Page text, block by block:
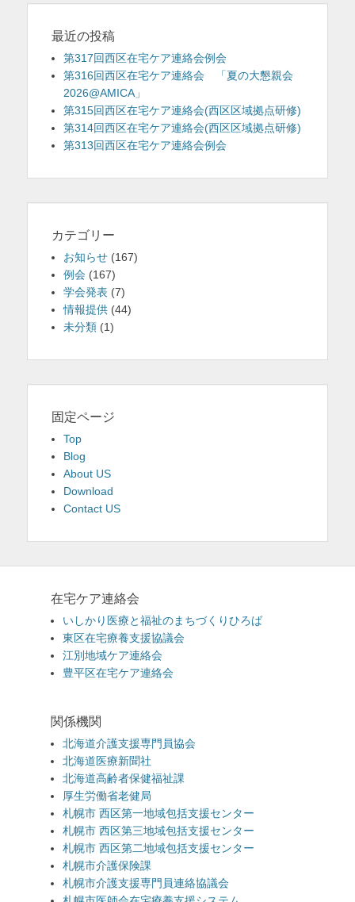
ン
最近の投稿
第317回西区在宅ケア連絡会例会
第316回西区在宅ケア連絡会 「夏の大懇親会
2026@AMICA」
第315回西区在宅ケア連絡会(西区区域拠点研修)
第314回西区在宅ケア連絡会(西区区域拠点研修)
第313回西区在宅ケア連絡会例会
カテゴリー
お知らせ (167)
例会 (167)
学会発表 (7)
情報提供 (44)
未分類 (1)
固定ページ
Top
Blog
About US
Download
Contact US
在宅ケア連絡会
いしかり医療と福祉のまちづくりひろば
東区在宅療養支援協議会
江別地域ケア連絡会
豊平区在宅ケア連絡会
関係機関
北海道介護支援専門員協会
北海道医療新聞社
北海道高齢者保健福祉課
厚生労働省老健局
札幌市 西区第一地域包括支援センター
札幌市 西区第三地域包括支援センター
札幌市 西区第二地域包括支援センター
札幌市介護保険課
札幌市介護支援専門員連絡協議会